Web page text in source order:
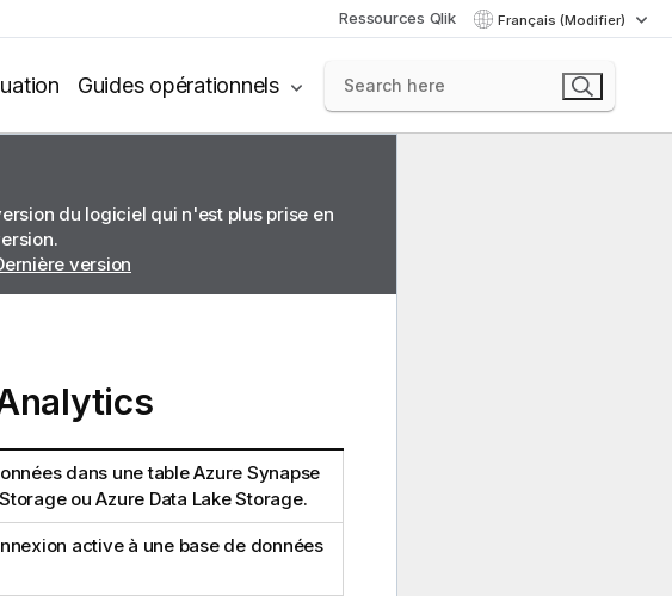
Ressources Qlik Français (Modifier)
Guides opérationnels
du logiciel qui n'est plus prise en
version
dans une table Azure Synapse
ou Azure Data Lake Storage.
active à une base de données